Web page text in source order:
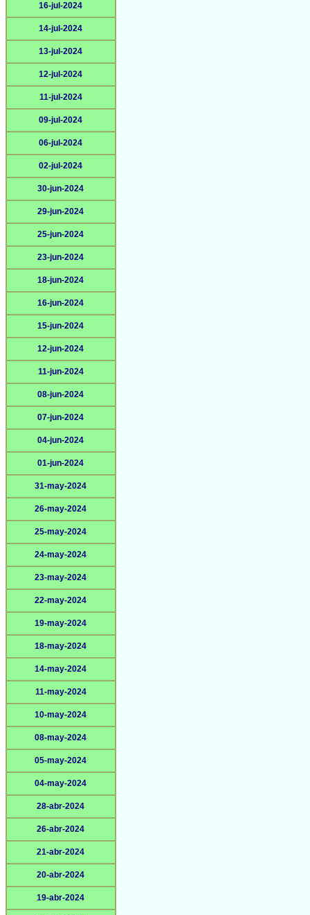
16-jul-2024
14-jul-2024
13-jul-2024
12-jul-2024
11-jul-2024
09-jul-2024
06-jul-2024
02-jul-2024
30-jun-2024
29-jun-2024
25-jun-2024
23-jun-2024
18-jun-2024
16-jun-2024
15-jun-2024
12-jun-2024
11-jun-2024
08-jun-2024
07-jun-2024
04-jun-2024
01-jun-2024
31-may-2024
26-may-2024
25-may-2024
24-may-2024
23-may-2024
22-may-2024
19-may-2024
18-may-2024
14-may-2024
11-may-2024
10-may-2024
08-may-2024
05-may-2024
04-may-2024
28-abr-2024
26-abr-2024
21-abr-2024
20-abr-2024
19-abr-2024